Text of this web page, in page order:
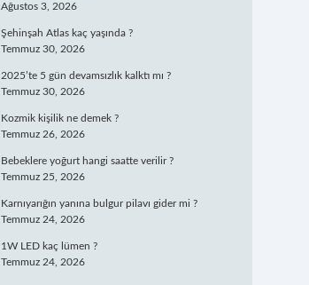
Ağustos 3, 2026
Şehinşah Atlas kaç yaşında ?
Temmuz 30, 2026
2025’te 5 gün devamsızlık kalktı mı ?
Temmuz 30, 2026
Kozmik kişilik ne demek ?
Temmuz 26, 2026
Bebeklere yoğurt hangi saatte verilir ?
Temmuz 25, 2026
Karnıyarığın yanına bulgur pilavı gider mi ?
Temmuz 24, 2026
1W LED kaç lümen ?
Temmuz 24, 2026